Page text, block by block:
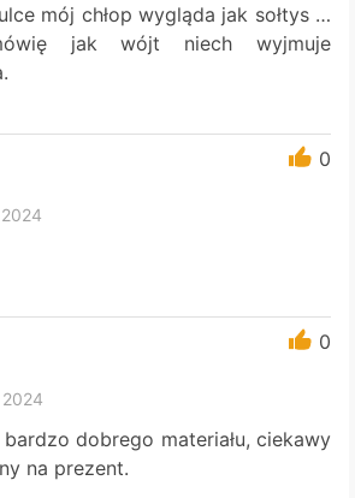
mój chłop wygląda jak sołtys …
jak wójt niech wyjmuje
0
0
dobrego materiału, ciekawy
na prezent.